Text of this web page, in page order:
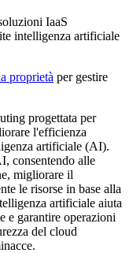
IaaS
intelligenza artificiale
proprietà per gestire
progettata per
l'efficienza
artificiale (AI).
consentendo alle
migliorare il
le risorse in base alla
artificiale aiuta
e garantire operazioni
del cloud